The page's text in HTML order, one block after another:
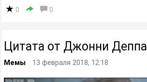
0 0
Цитата от Джонни Деппа
Мемы 13 февраля 2018, 12:18